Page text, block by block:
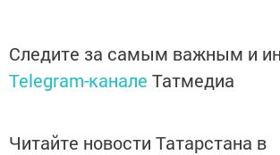
Следите за самым важным и
Telegram-канале Татмедиа
Читайте новости Татарстана в